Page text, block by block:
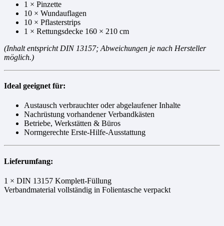
1 × Pinzette
10 × Wundauflagen
10 × Pflasterstrips
1 × Rettungsdecke 160 × 210 cm
(Inhalt entspricht DIN 13157; Abweichungen je nach Hersteller
möglich.)
Ideal geeignet für:
Austausch verbrauchter oder abgelaufener Inhalte
Nachrüstung vorhandener Verbandkästen
Betriebe, Werkstätten & Büros
Normgerechte Erste-Hilfe-Ausstattung
Lieferumfang:
1 × DIN 13157 Komplett-Füllung
Verbandmaterial vollständig in Folientasche verpackt